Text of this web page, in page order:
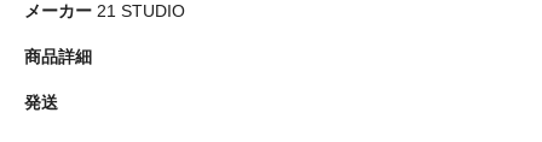
メーカー 21 STUDIO
商品詳細
発送